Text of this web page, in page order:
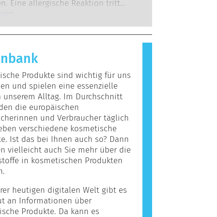
denen die Unternehmen
sind, decken alle
des Hormonsystems.
Eine allergische Reaktion tritt
Immunsystem einer Person auf
die für die meisten Menschen
Ein Stoff, der eine allergische
wird als Allergen
Kosmetika und
die bei manchen Menschen eine
können. Das bedeutet
dass das Produkt für andere
nicht sicher ist.
Produkte sind wichtig für uns
und spielen eine essenzielle
unserem Alltag. Im Durchschnitt
die europäischen
und Verbraucher täglich
verschiedene kosmetische
Ist das bei Ihnen auch so? Dann
vielleicht auch Sie mehr über die
in kosmetischen Produkten
heutigen digitalen Welt gibt es
an Informationen über
Produkte. Da kann es